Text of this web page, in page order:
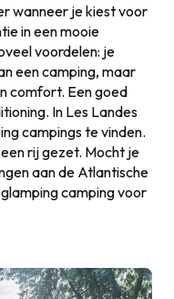
wanneer je kiest voor
in een mooie
voordelen: je
een camping, maar
comfort. Een goed
In Les Landes
campings te vinden.
rij gezet. Mocht je
aan de Atlantische
camping voor